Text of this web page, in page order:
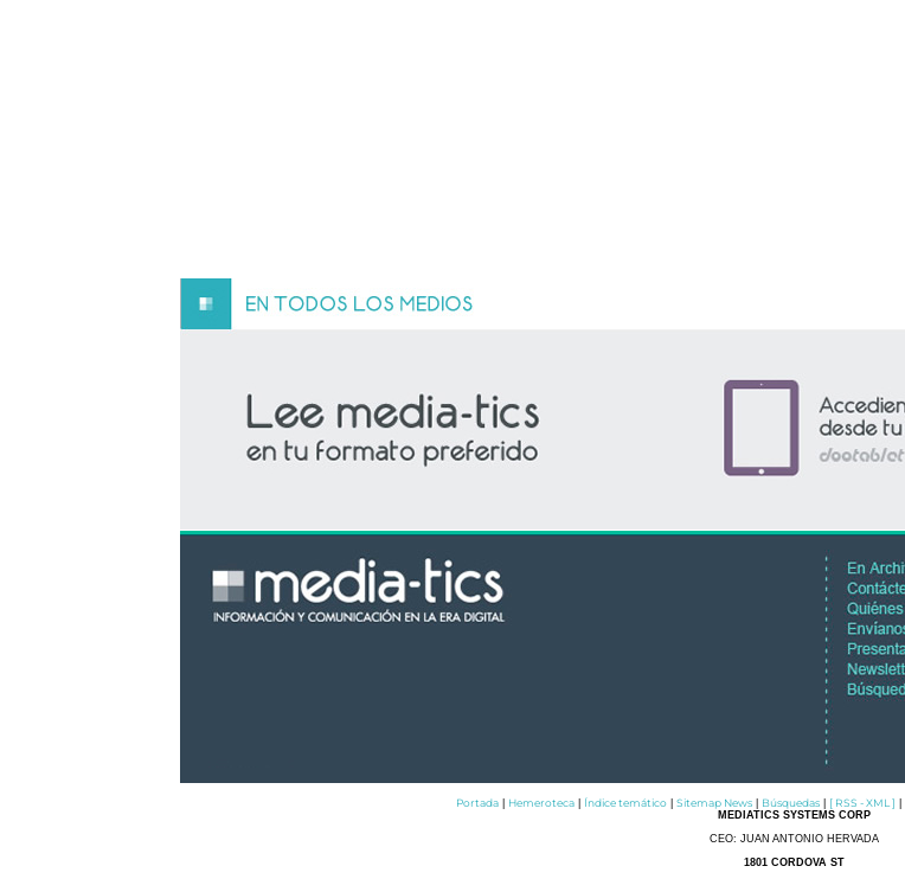
Portada Hemeroteca Índice temático Sitemap News Búsquedas [ RSS - XML ]
MEDIATICS SYSTEMS CORP
CEO: JUAN ANTONIO HERVADA
1801 CORDOVA ST